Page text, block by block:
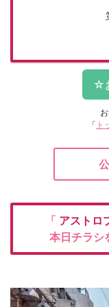
「 ト
「 アストロ
本日チラシ